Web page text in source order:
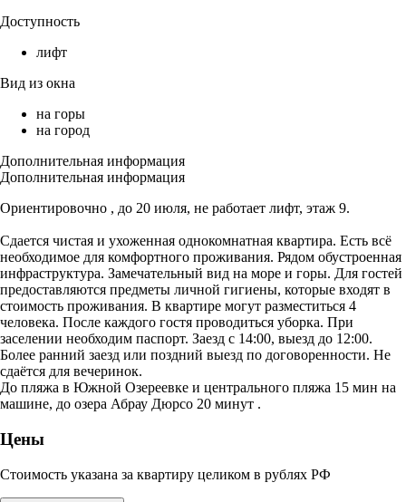
Доступность
лифт
Вид из окна
на горы
на город
Дополнительная информация
Дополнительная информация
Ориентировочно , до 20 июля, не работает лифт, этаж 9.
Сдается чистая и ухоженная однокомнатная квартира. Есть всё
необходимое для комфортного проживания. Рядом обустроенная
инфраструктура. Замечательный вид на море и горы. Для гостей
предоставляются предметы личной гигиены, которые входят в
стоимость проживания. В квартире могут разместиться 4
человека. После каждого гостя проводиться уборка. При
заселении необходим паспорт. Заезд с 14:00, выезд до 12:00.
Более ранний заезд или поздний выезд по договоренности. Не
сдаётся для вечеринок.
До пляжа в Южной Озереевке и центрального пляжа 15 мин на
машине, до озера Абрау Дюрсо 20 минут .
Цены
Стоимость указана за квартиру целиком в рублях РФ